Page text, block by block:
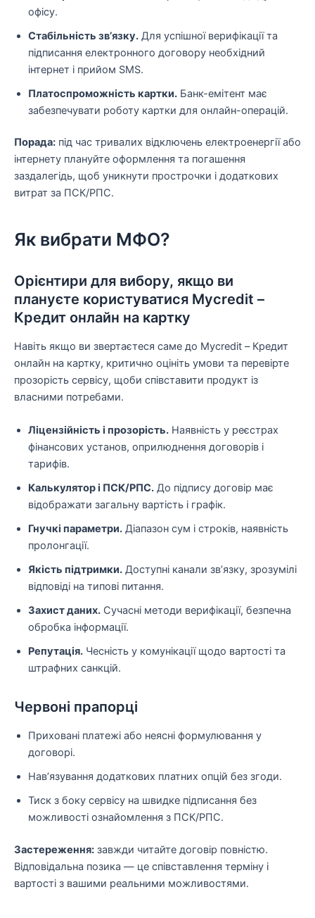
офісу.
Стабільність зв’язку. Для успішної верифікації та
підписання електронного договору необхідний
інтернет і прийом SMS.
Платоспроможність картки. Банк-емітент має
забезпечувати роботу картки для онлайн-операцій.
Порада: під час тривалих відключень електроенергії або
інтернету плануйте оформлення та погашення
заздалегідь, щоб уникнути прострочки і додаткових
витрат за ПСК/РПС.
Як вибрати МФО?
Орієнтири для вибору, якщо ви
плануєте користуватися Mycredit –
Кредит онлайн на картку
Навіть якщо ви звертаєтеся саме до Mycredit – Кредит
онлайн на картку, критично оцініть умови та перевірте
прозорість сервісу, щоби співставити продукт із
власними потребами.
Ліцензійність і прозорість. Наявність у реєстрах
фінансових установ, оприлюднення договорів і
тарифів.
Калькулятор і ПСК/РПС. До підпису договір має
відображати загальну вартість і графік.
Гнучкі параметри. Діапазон сум і строків, наявність
пролонгації.
Якість підтримки. Доступні канали зв’язку, зрозумілі
відповіді на типові питання.
Захист даних. Сучасні методи верифікації, безпечна
обробка інформації.
Репутація. Чесність у комунікації щодо вартості та
штрафних санкцій.
Червоні прапорці
Приховані платежі або неясні формулювання у
договорі.
Нав’язування додаткових платних опцій без згоди.
Тиск з боку сервісу на швидке підписання без
можливості ознайомлення з ПСК/РПС.
Застереження: завжди читайте договір повністю.
Відповідальна позика — це співставлення терміну і
вартості з вашими реальними можливостями.